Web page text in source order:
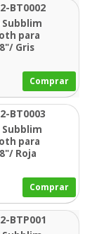
BT0002
Subblim
para
Gris
Comprar
BT0003
Subblim
para
Roja
Comprar
BTP001